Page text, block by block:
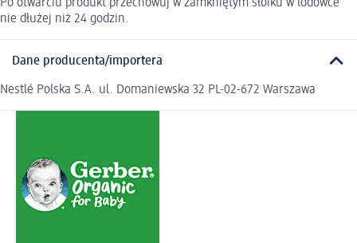
Po otwarciu produkt przechowuj w zamkniętym słoiku w lodówce
nie dłużej niż 24 godzin.
Dane producenta/importera
Nestlé Polska S.A. ul. Domaniewska 32 PL-02-672 Warszawa